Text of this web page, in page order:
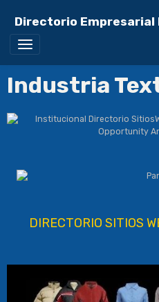
Directorio Empresarial
Industria
DIRECTORIO SITIOS